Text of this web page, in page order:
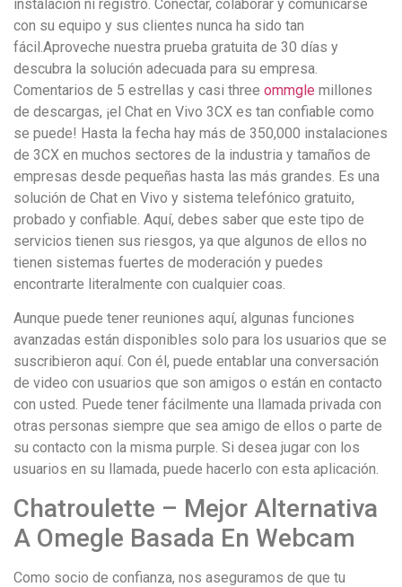
instalación ni registro. Conectar, colaborar y comunicarse
con su equipo y sus clientes nunca ha sido tan
fácil.Aproveche nuestra prueba gratuita de 30 días y
descubra la solución adecuada para su empresa.
Comentarios de 5 estrellas y casi three ommgle millones
de descargas, ¡el Chat en Vivo 3CX es tan confiable como
se puede! Hasta la fecha hay más de 350,000 instalaciones
de 3CX en muchos sectores de la industria y tamaños de
empresas desde pequeñas hasta las más grandes. Es una
solución de Chat en Vivo y sistema telefónico gratuito,
probado y confiable. Aquí, debes saber que este tipo de
servicios tienen sus riesgos, ya que algunos de ellos no
tienen sistemas fuertes de moderación y puedes
encontrarte literalmente con cualquier coas.
Aunque puede tener reuniones aquí, algunas funciones
avanzadas están disponibles solo para los usuarios que se
suscribieron aquí. Con él, puede entablar una conversación
de video con usuarios que son amigos o están en contacto
con usted. Puede tener fácilmente una llamada privada con
otras personas siempre que sea amigo de ellos o parte de
su contacto con la misma purple. Si desea jugar con los
usuarios en su llamada, puede hacerlo con esta aplicación.
Chatroulette – Mejor Alternativa
A Omegle Basada En Webcam
Como socio de confianza, nos aseguramos de que tu